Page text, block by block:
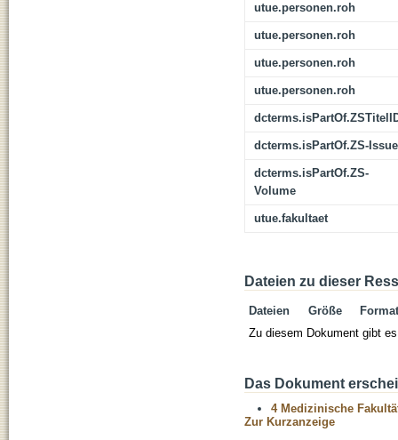
utue.personen.roh
utue.personen.roh
utue.personen.roh
utue.personen.roh
dcterms.isPartOf.ZS-Issue
dcterms.isPartOf.ZS-
Volume
utue.fakultaet
Dateien zu dieser
Dateien Größe
Format
Zu diesem Dokument gibt
Das Dokument
4 Medizinische
Zur Kurzanzeige